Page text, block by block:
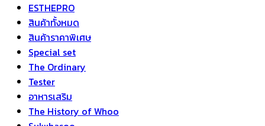
ESTHEPRO
สินค้าทั้งหมด
สินค้าราคาพิเศษ
Special set
The Ordinary
Tester
อาหารเสริม
The History of Whoo